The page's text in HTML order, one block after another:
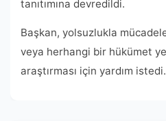
tanıtımına devredildi.
Başkan, yolsuzlukla
veya herhangi bir hükümet
araştırması için yardım istedi.